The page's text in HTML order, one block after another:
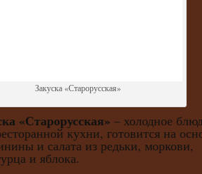
Закуска «Старорусская»
«Старорусская» – холодное
кухни, готовится на
и салата из редьки, моркови,
и яблока.